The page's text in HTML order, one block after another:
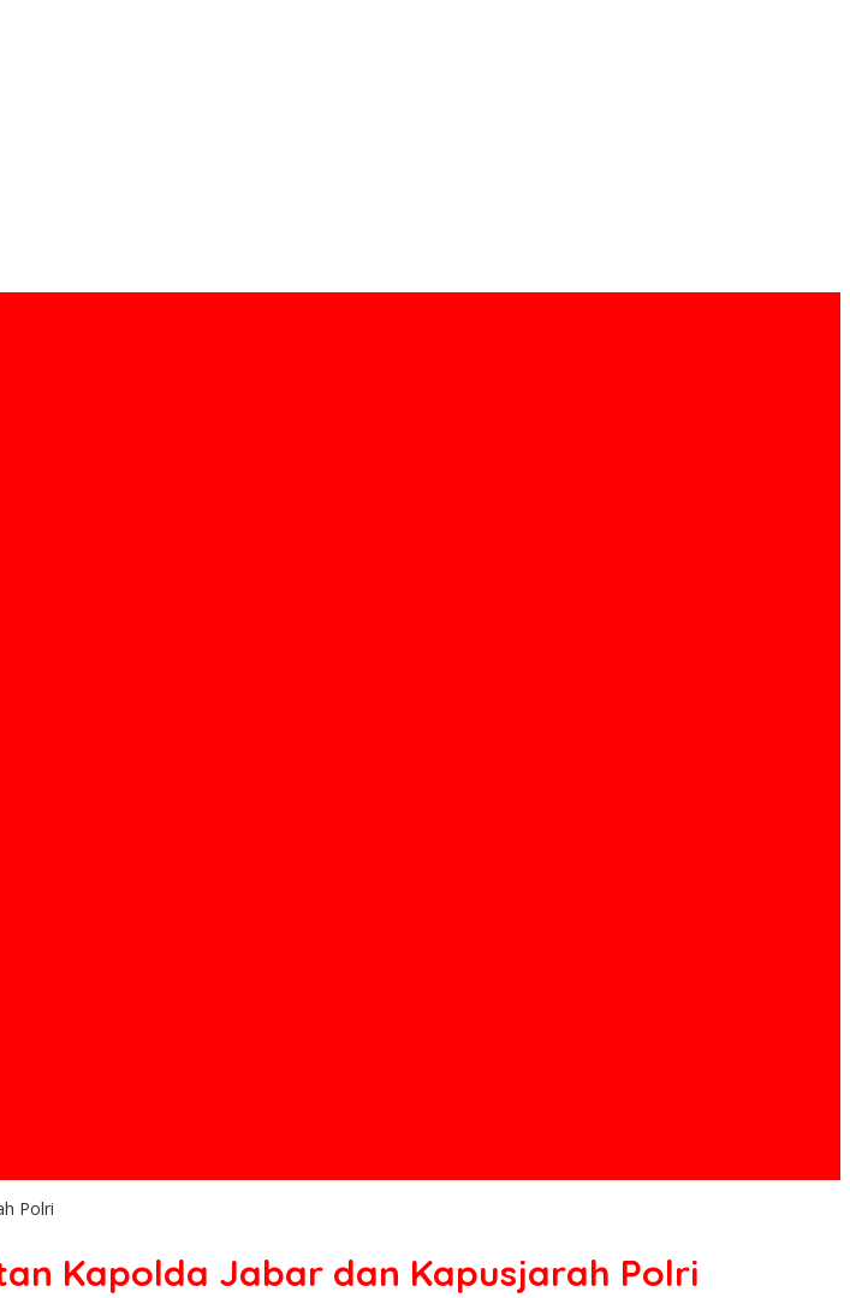
Polri
Kapolda Jabar dan Kapusjarah Polri